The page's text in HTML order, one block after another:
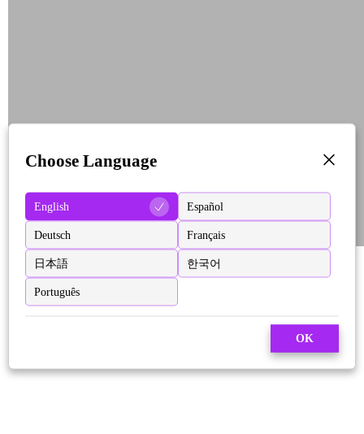
Choose Language
English Español
Deutsch Français
日本語 한국어
Português
OK